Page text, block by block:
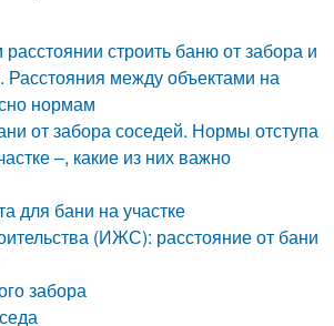
строить баню от забора и
Расстояния между объектами на
нормам
от забора соседей. Нормы отступа
–, какие из них важно
для бани на участке
(ИЖС): расстояние от бани
забора